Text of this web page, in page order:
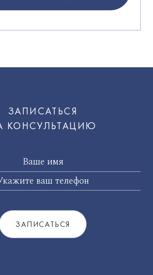
ЗАПИСАТЬСЯ
КОНСУЛЬТАЦИЮ